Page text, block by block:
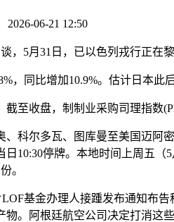
2026-06-21 12:50
5月31日，已以色列戎行正在黎
同比增加10.9%。估计日本此
收盘，制制业采购司理指数
尔多瓦、图库曼至美国迈阿
10:30停牌。本地时间上周五
。
基金办理人接踵发布通知布告
。阿根廷航空公司决定打消这